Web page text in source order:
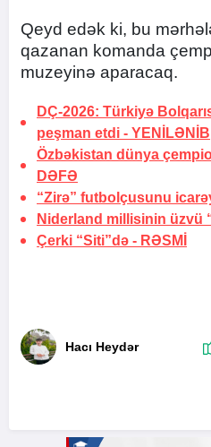
Qeyd edək ki, bu
qazanan komanda
muzeyinə aparacaq.
DÇ-2026: Türkiyə
peşman etdi - YENİLƏNİB
Özbəkistan dünya
DƏFƏ
“Zirə” futbolçusunu
Niderland millisinin üzvü
Çerki “Siti”də - RƏSMİ
Hacı Heydər